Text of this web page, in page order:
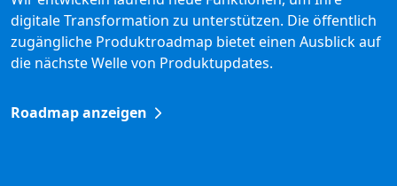
digitale Transformation zu unterstützen. Die öffentlich
zugängliche Produktroadmap bietet einen Ausblick auf
die nächste Welle von Produktupdates.
Roadmap anzeigen